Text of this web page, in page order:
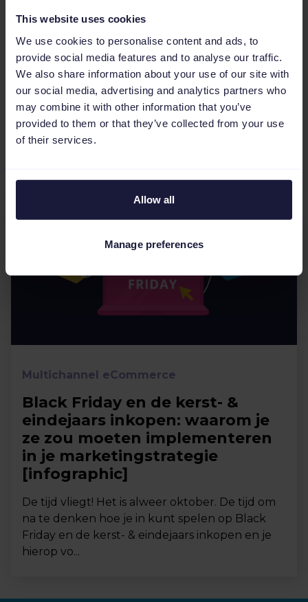
This website uses cookies
We use cookies to personalise content and ads, to
provide social media features and to analyse our traffic.
We also share information about your use of our site with
our social media, advertising and analytics partners who
may combine it with other information that you’ve
provided to them or that they’ve collected from your use
of their services.
Allow all
Manage preferences
Zo haal je het meeste uit Cyber
Week II en eindig je je fiscale
jaar sterk.
Retailers zijn meer dan bekend met Cyber 5, de
vijfdaagse periode die loopt van Thanksgiving
Multichannel eCommerce
Black Friday en de kerst- &
eindejaars inkopen: waarom je
ze zou moeten implementeren
in je marketingstrategie
[infographic]
De tijd vliegt! Het is alweer oktober. De tijd om
na te denken hoe je in kunt spelen op Black
Friday en de kerst- & eindejaars inkopen en je
hierop vo...